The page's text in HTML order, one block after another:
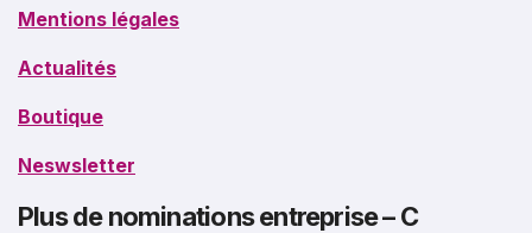
Mentions légales
Actualités
Boutique
Neswsletter
Plus de nominations entreprise – C